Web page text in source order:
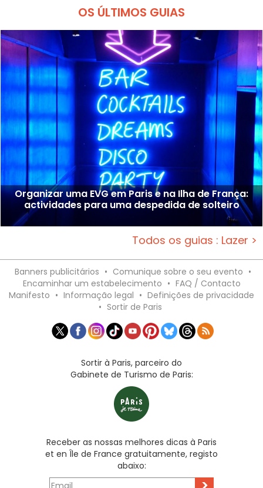
OS ÚLTIMOS GUIAS
Organizar uma EVG em Paris e na Ilha de França:
actividades para uma despedida de solteiro
Todos os guias : Lazer >
Banners publicitários • Comunique sobre o seu evento •
Encaminhar um estabelecimento • FAQ / Contacto
Manifesto • Informação legal • Definições de privacidade
• Sortir de Paris
Sortir à Paris, parceiro do
Gabinete de Turismo de Paris:
Receber as nossas melhores dicas à Paris
et en Île de France gratuitamente, registo
abaixo: